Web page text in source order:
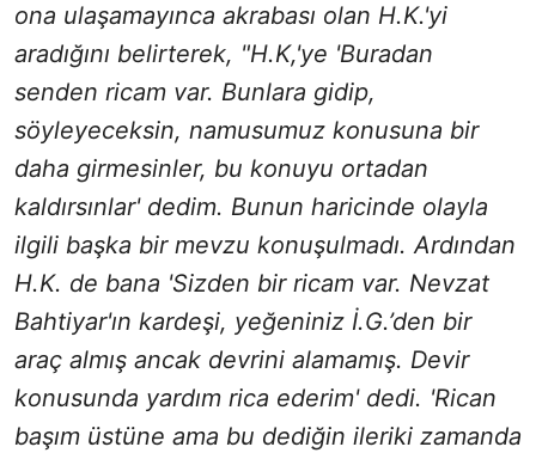
ona ulaşamayınca akrabası olan H.K.'yi
aradığını belirterek, "H.K,'ye 'Buradan
senden ricam var. Bunlara gidip,
söyleyeceksin, namusumuz konusuna bir
daha girmesinler, bu konuyu ortadan
kaldırsınlar' dedim. Bunun haricinde olayla
ilgili başka bir mevzu konuşulmadı. Ardından
H.K. de bana 'Sizden bir ricam var. Nevzat
Bahtiyar'ın kardeşi, yeğeniniz İ.G.’den bir
araç almış ancak devrini alamamış. Devir
konusunda yardım rica ederim' dedi. 'Rican
başım üstüne ama bu dediğin ileriki zamanda